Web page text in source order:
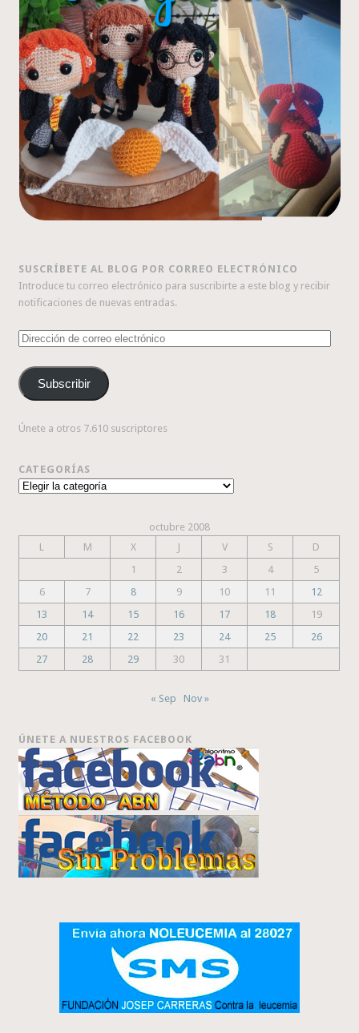
SUSCRÍBETE AL BLOG POR CORREO ELECTRÓNICO
Introduce tu correo electrónico para suscribirte a este blog y recibir
notificaciones de nuevas entradas.
Dirección
correo
electrónico
Subscribir
Únete a otros 7.610 suscriptores
CATEGORÍAS
Categorías
octubre 2008
L
M X J V S
D
1
2 3 4
5
6
7 8 9 10 11
12
13
14 15 16 17 18
19
20
21 22 23 24 25
26
27
28 29 30 31
« Sep Nov »
ÚNETE A NUESTROS FACEBOOK